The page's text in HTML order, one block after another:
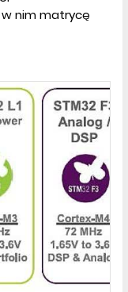
nim matrycę